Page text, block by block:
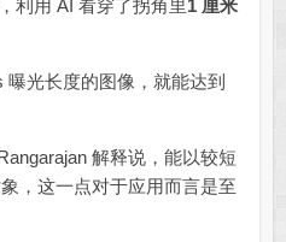
利用 AI 看穿了拐角里1 厘米
光长度的图像，就能达到
解释说，能以较短
，这一点对于应用而言是至